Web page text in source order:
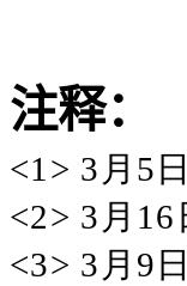
注释：
<1> 3月5
<2> 3月
<3> 3月9